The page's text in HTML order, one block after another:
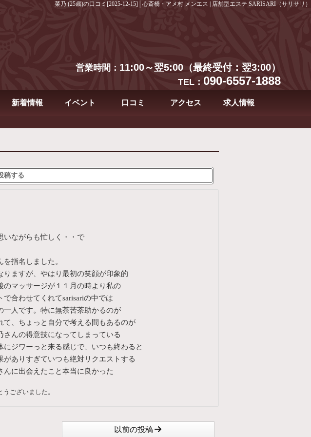
菜乃 (25歳)の口コミ[2025-12-15]│心斎橋・アメ村 メンエス | 店舗型エステ SARISARI（サリサリ）
営業時間： 11:00～翌5:00（最終受付：翌3:00）
TEL： 090-6557-1888
新着情報 イベント 口コミ アクセス 求人情報
稿する
いながらも忙しく・・で
指名しました。
りますが、やはり最初の笑顔が印象的
のマッサージが１１月の時より私の
合わせてくれてsarisariの中では
一人です。特に無茶苦茶助かるのが
て、ちょっと自分で考える間もあるのが
さんの得意技になってしまっている
にジワーっと来る感じで、いつも終わると
がありすぎていつも絶対リクエストする
んに出会えたこと本当に良かった
ございました。
以前の投稿